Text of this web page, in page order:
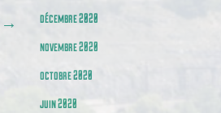
→
décembre 2020
novembre 2020
octobre 2020
juin 2020